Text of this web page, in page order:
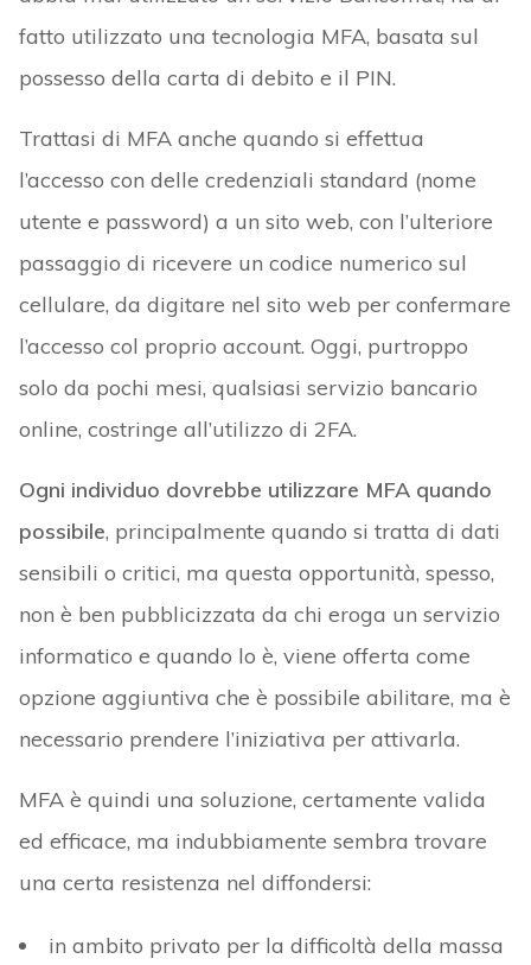
fatto utilizzato una tecnologia MFA, basata sul
possesso della carta di debito e il PIN.
Trattasi di MFA anche quando si effettua
l’accesso con delle credenziali standard (nome
utente e password) a un sito web, con l’ulteriore
passaggio di ricevere un codice numerico sul
cellulare, da digitare nel sito web per confermare
l’accesso col proprio account. Oggi, purtroppo
solo da pochi mesi, qualsiasi servizio bancario
online, costringe all’utilizzo di 2FA.
Ogni individuo dovrebbe utilizzare MFA quando
possibile, principalmente quando si tratta di dati
sensibili o critici, ma questa opportunità, spesso,
non è ben pubblicizzata da chi eroga un servizio
informatico e quando lo è, viene offerta come
opzione aggiuntiva che è possibile abilitare, ma è
necessario prendere l’iniziativa per attivarla.
MFA è quindi una soluzione, certamente valida
ed efficace, ma indubbiamente sembra trovare
una certa resistenza nel diffondersi:
in ambito privato per la difficoltà della massa